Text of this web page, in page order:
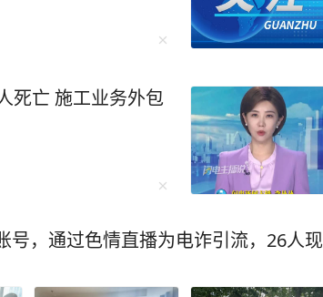
死亡 施工业务外包
号，通过色情直播为电诈引流，26人现